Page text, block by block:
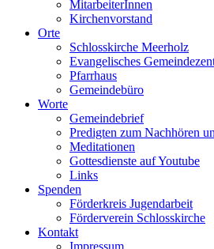
MitarbeiterInnen
Kirchenvorstand
Orte
Schlosskirche Meerholz
Evangelisches
Pfarrhaus
Gemeindebüro
Worte
Gemeindebrief
Predigten zum Nachhören
Meditationen
Gottesdienste auf Youtube
Links
Spenden
Förderkreis Jugendarbeit
Förderverein Schlosskirche
Kontakt
Impressum